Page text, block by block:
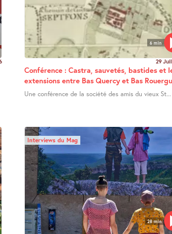
6 min
29
Conférence : Castra, sauvetés, bastides et
extensions entre Bas Quercy et Bas
Une conférence de la société des amis du vieux St...
28 min
Interviews du Mag